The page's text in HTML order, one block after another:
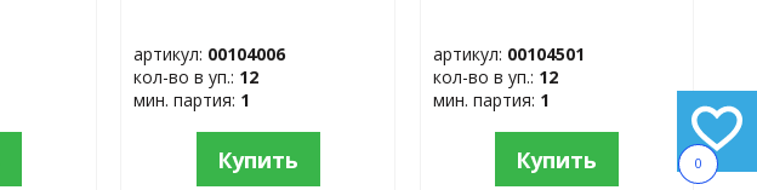
0
артикул: 00104006
кол-во в уп.: 12
мин. партия: 1
Купить
артикул: 00104501
кол-во в уп.: 12
мин. партия: 1
Купить